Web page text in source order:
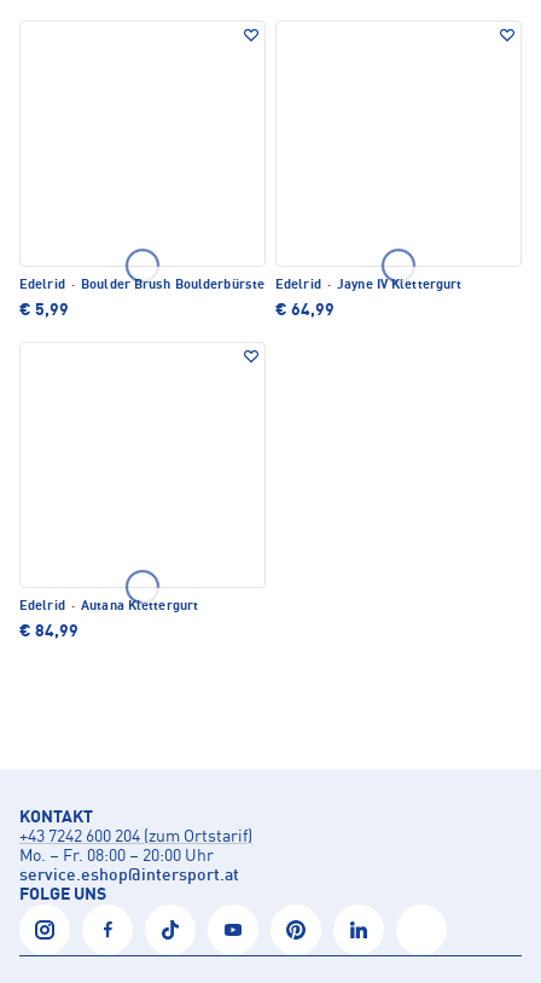
Edelrid · Boulder Brush Boulderbürste
€ 5,99
Edelrid · Jayne IV Klettergurt
€ 64,99
Edelrid · Autana Klettergurt
€ 84,99
KONTAKT
+43 7242 600 204 (zum Ortstarif)
Mo. – Fr. 08:00 – 20:00 Uhr
service.eshop@intersport.at
FOLGE UNS